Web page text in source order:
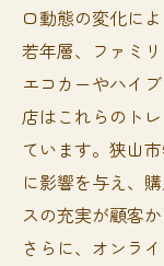
口動態の変化に
若年層、ファミ
エコカーやハイ
店はこれらのト
ています。狭山
に影響を与え、
スの充実が顧客
さらに、オンラ